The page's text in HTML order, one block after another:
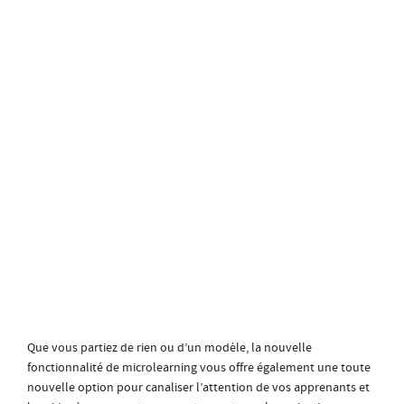
Que vous partiez de rien ou d’un modèle, la nouvelle
fonctionnalité de microlearning vous offre également une toute
nouvelle option pour canaliser l’attention de vos apprenants et